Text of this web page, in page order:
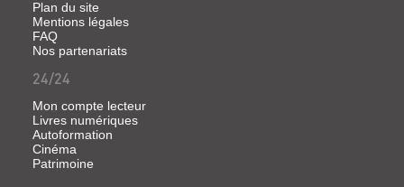
de
Fougères,
Chaumont
Talcy],
1995
(Le
monument
et
ses
Plan du site
Mentions légales
FAQ
Nos partenariats
24/24
Mon compte lecteur
Livres numériques
Autoformation
Cinéma
Patrimoine